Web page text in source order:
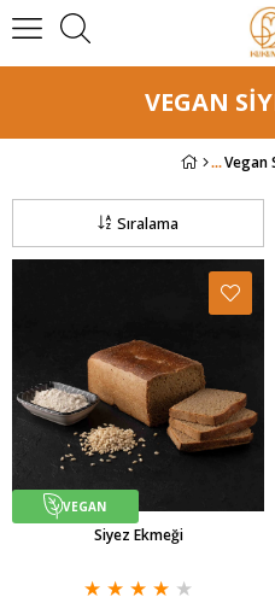
VEGAN
Vegan
Sıralama
Siyez Ekmeği
★ ★ ★ ★ ★
VEGAN